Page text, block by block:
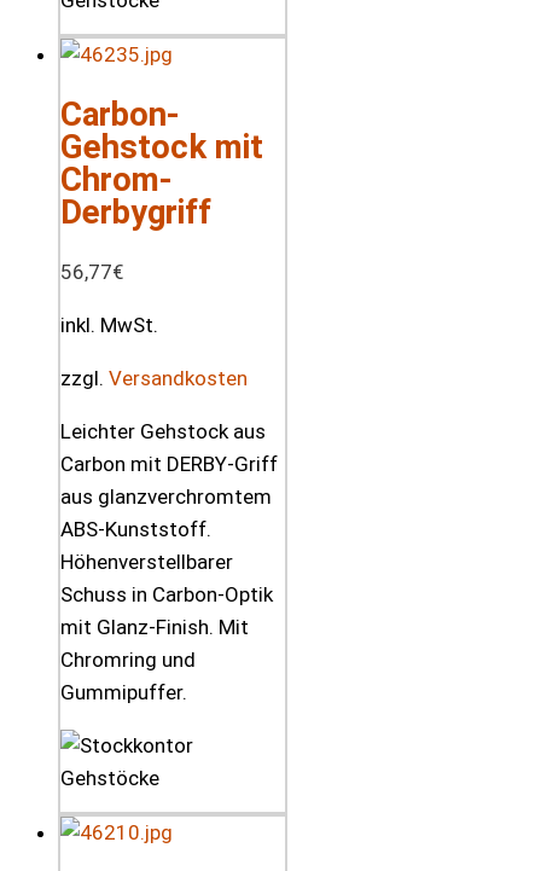
Carbon-
Gehstock mit
Chrom-
Derbygriff
56,77€
inkl. MwSt.
zzgl. Versandkosten
Leichter Gehstock aus
Carbon mit DERBY-Griff
aus glanzverchromtem
ABS-Kunststoff.
Höhenverstellbarer
Schuss in Carbon-Optik
mit Glanz-Finish. Mit
Chromring und
Gummipuffer.